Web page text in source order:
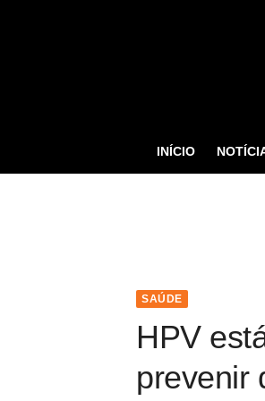
INÍCIO
SAÚDE
HPV
prevenir